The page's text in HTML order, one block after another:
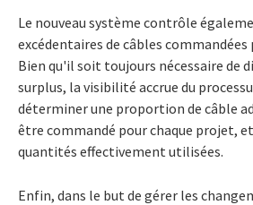
Le nouveau système contrôle
excédentaires de câbles
Bien qu'il soit toujours nécessaire de
surplus, la visibilité accrue du
déterminer une proportion de câble
être commandé pour chaque projet,
quantités effectivement utilisées.
Enfin, dans le but de gérer les